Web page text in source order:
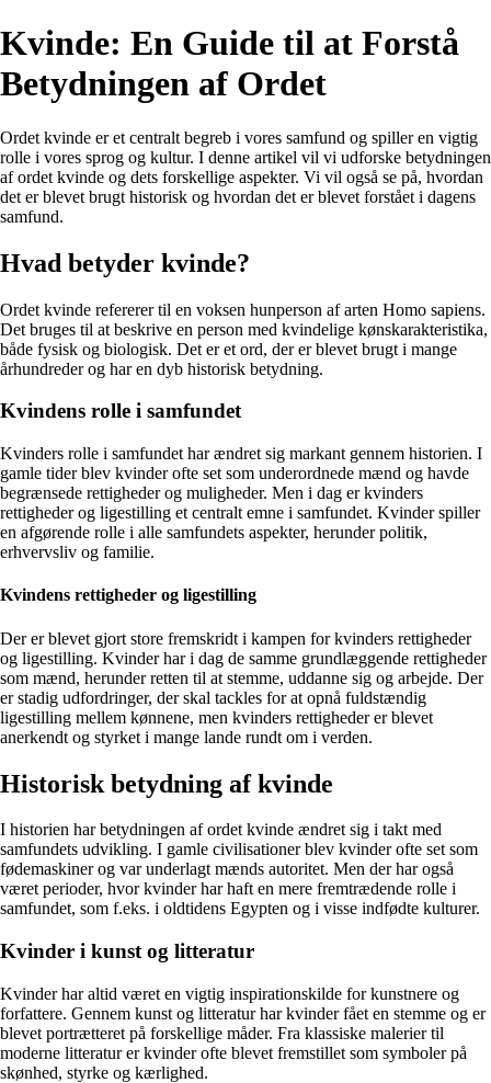
Kvinde: En Guide til at Forstå
Betydningen af Ordet
Ordet kvinde er et centralt begreb i vores samfund og spiller en vigtig
rolle i vores sprog og kultur. I denne artikel vil vi udforske betydningen
af ordet kvinde og dets forskellige aspekter. Vi vil også se på, hvordan
det er blevet brugt historisk og hvordan det er blevet forstået i dagens
samfund.
Hvad betyder kvinde?
Ordet kvinde refererer til en voksen hunperson af arten Homo sapiens.
Det bruges til at beskrive en person med kvindelige kønskarakteristika,
både fysisk og biologisk. Det er et ord, der er blevet brugt i mange
århundreder og har en dyb historisk betydning.
Kvindens rolle i samfundet
Kvinders rolle i samfundet har ændret sig markant gennem historien. I
gamle tider blev kvinder ofte set som underordnede mænd og havde
begrænsede rettigheder og muligheder. Men i dag er kvinders
rettigheder og ligestilling et centralt emne i samfundet. Kvinder spiller
en afgørende rolle i alle samfundets aspekter, herunder politik,
erhvervsliv og familie.
Kvindens rettigheder og ligestilling
Der er blevet gjort store fremskridt i kampen for kvinders rettigheder
og ligestilling. Kvinder har i dag de samme grundlæggende rettigheder
som mænd, herunder retten til at stemme, uddanne sig og arbejde. Der
er stadig udfordringer, der skal tackles for at opnå fuldstændig
ligestilling mellem kønnene, men kvinders rettigheder er blevet
anerkendt og styrket i mange lande rundt om i verden.
Historisk betydning af kvinde
I historien har betydningen af ordet kvinde ændret sig i takt med
samfundets udvikling. I gamle civilisationer blev kvinder ofte set som
fødemaskiner og var underlagt mænds autoritet. Men der har også
været perioder, hvor kvinder har haft en mere fremtrædende rolle i
samfundet, som f.eks. i oldtidens Egypten og i visse indfødte kulturer.
Kvinder i kunst og litteratur
Kvinder har altid været en vigtig inspirationskilde for kunstnere og
forfattere. Gennem kunst og litteratur har kvinder fået en stemme og er
blevet portrætteret på forskellige måder. Fra klassiske malerier til
moderne litteratur er kvinder ofte blevet fremstillet som symboler på
skønhed, styrke og kærlighed.